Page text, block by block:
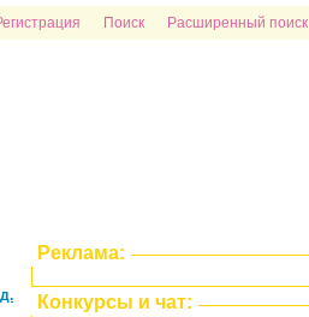
Поиск Расширенный поиск
Реклама:
Конкурсы и чат: